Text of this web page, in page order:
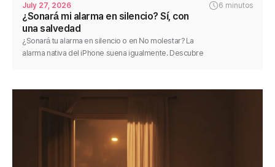
July 27, 2026 6 minutos
¿Sonará mi alarma en silencio? Sí, con
una salvedad
¿Sonará tu alarma en silencio o en No molestar? La
alarma nativa del iPhone suena igualmente. Descubre